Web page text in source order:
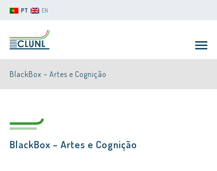
PT EN
CLUNL
BlackBox – Artes e Cognição
BlackBox – Artes e Cognição